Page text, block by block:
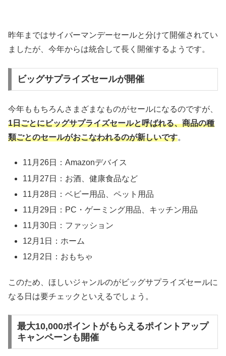
昨年まではサイバーマンデーセールと分けて開催されてい
ましたが、今年からは統合して長く開催するようです。
ビッグサプライズセールが開催
今年ももちろんさまざまなものがセールになるのですが、
1日ごとにビッグサプライズセールと呼ばれる、商品の種
類ごとのセールがおこなわれるのが新しいです。
11月26日：Amazonデバイス
11月27日：お酒、健康食品など
11月28日：ベビー用品、ペット用品
11月29日：PC・ゲーミング用品、キッチン用品
11月30日：ファッション
12月1日：ホーム
12月2日：おもちゃ
このため、ほしいジャンルのがビッグサプライズセールに
なる日は要チェックといえるでしょう。
最大10,000ポイントがもらえるポイントアップ
キャンペーンも開催